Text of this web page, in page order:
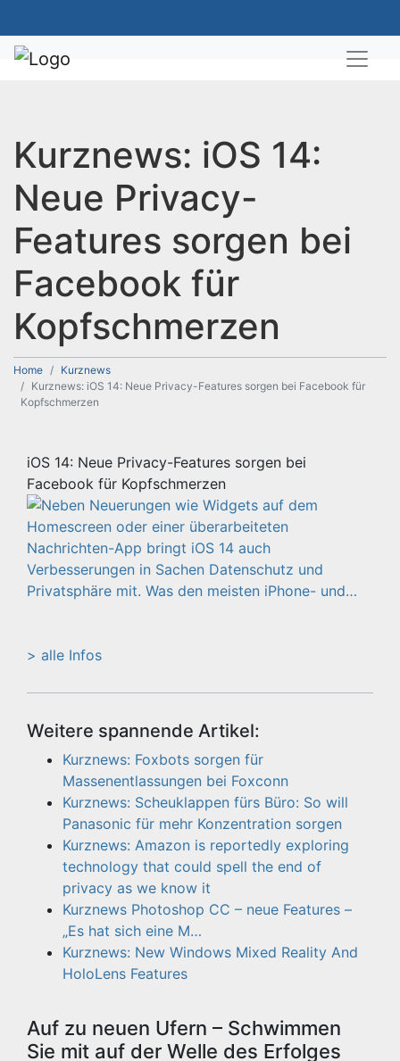
Kurznews: iOS 14:
Neue Privacy-
Features sorgen bei
Facebook für
Kopfschmerzen
Home
Kurznews
Kurznews: iOS 14: Neue Privacy-Features sorgen bei Facebook für
Kopfschmerzen
iOS 14: Neue Privacy-Features sorgen bei
Facebook für Kopfschmerzen
> alle Infos
Weitere spannende Artikel:
Kurznews: Foxbots sorgen für
Massenentlassungen bei Foxconn
Kurznews: Scheuklappen fürs Büro: So will
Panasonic für mehr Konzentration sorgen
Kurznews: Amazon is reportedly exploring
technology that could spell the end of
privacy as we know it
Kurznews Photoshop CC – neue Features –
„Es hat sich eine M…
Kurznews: New Windows Mixed Reality And
HoloLens Features
Auf zu neuen Ufern – Schwimmen
Sie mit auf der Welle des Erfolges